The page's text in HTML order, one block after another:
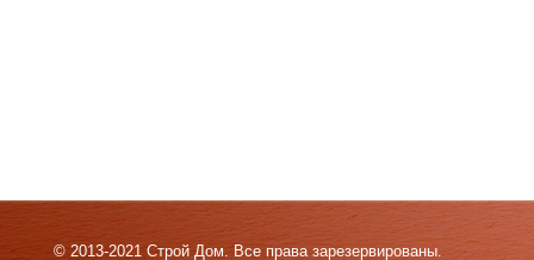
© 2013-2021 Строй Дом. Все права зарезервированы.